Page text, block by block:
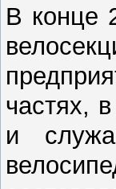
В конце
частях,
и